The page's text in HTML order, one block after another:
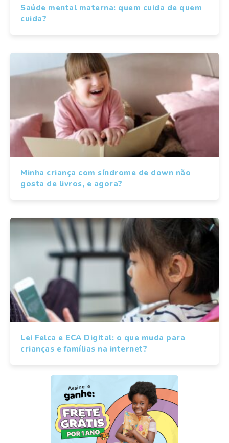
Saúde mental materna: quem cuida de quem
cuida?
Minha criança com síndrome de down não
gosta de livros, e agora?
Lei Felca e ECA Digital: o que muda para
crianças e famílias na internet?